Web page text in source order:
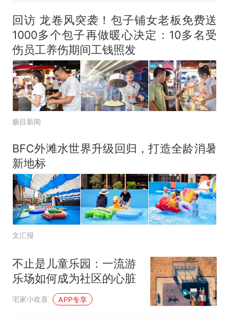
么？
回访 龙卷风突袭！包子铺女老板免费送
1000多个包子再做暖心决定：10多名受
伤员工养伤期间工钱照发
极目新闻
BFC外滩水世界升级回归，打造全龄消暑
新地标
文汇报
不止是儿童乐园：一流游
乐场如何成为社区的心脏
宅家小欢喜 APP专享